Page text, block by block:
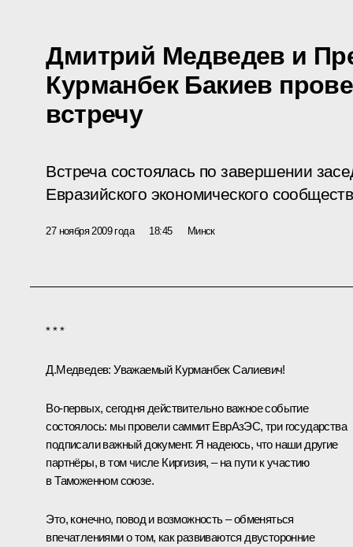
Дмитрий Медведев и
Курманбек Бакиев
встречу
Встреча состоялась по завершении
Евразийского экономического
27 ноября 2009 года 18:45 Минск
* * *
Д.Медведев: Уважаемый Курманбек Салиевич!
Во‑первых, сегодня действительно важное событие
состоялось: мы провели саммит ЕврАзЭС, три государства
подписали важный документ. Я надеюсь, что наши другие
партнёры, в том числе Киргизия, – на пути к участию
в Таможенном союзе.
Это, конечно, повод и возможность – обменяться
впечатлениями о том, как развиваются двусторонние